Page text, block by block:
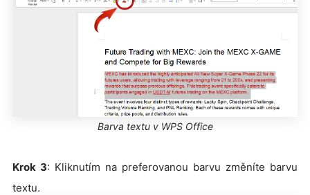
Barva textu v WPS Office
Krok 3: Kliknutím na preferovanou barvu změníte barvu
textu.